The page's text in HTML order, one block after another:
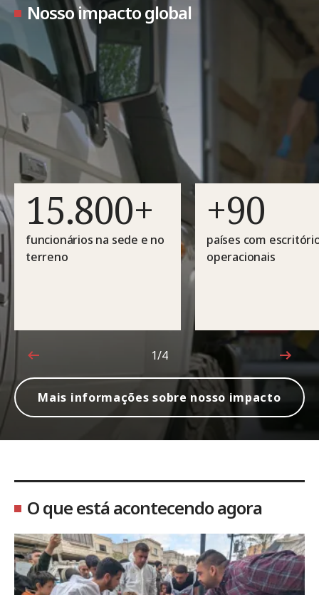
Nosso impacto global
15.800+
funcionários na sede e no
terreno
+90
países com
operacionais
1 de 4
1/4
Mais informações sobre nosso impacto
O que está acontecendo agora